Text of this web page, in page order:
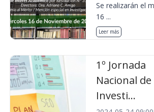
Se realizarán el
16 ...
Leer más
1º Jornada
Nacional de
Investi...